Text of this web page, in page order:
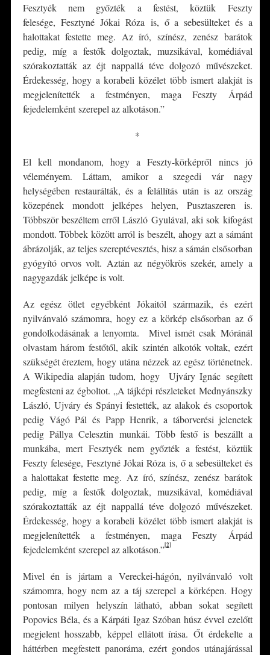
Fesztyék nem győzték a festést, köztük Feszty
felesége, Fesztyné Jókai Róza is, ő a sebesülteket és a
halottakat festette meg. Az író, színész, zenész barátok
pedig, míg a festők dolgoztak, muzsikával, komédiával
szórakoztatták az éjt nappallá téve dolgozó művészeket.
Érdekesség, hogy a korabeli közélet több ismert alakját is
megjelenítették a festményen, maga Feszty Árpád
fejedelemként szerepel az alkotáson.”
*
El kell mondanom, hogy a Feszty-körképről nincs jó
véleményem. Láttam, amikor a szegedi vár nagy
helységében restaurálták, és a felállítás után is az ország
közepének mondott jelképes helyen, Pusztaszeren is.
Többször beszéltem erről László Gyulával, aki sok kifogást
mondott. Többek között arról is beszélt, ahogy azt a sámánt
ábrázolják, az teljes szereptévesztés, hisz a sámán elsősorban
gyógyító orvos volt. Aztán az négyökrös szekér, amely a
nagygazdák jelképe is volt.
Az egész ötlet egyébként Jókaitól származik, és ezért
nyilvánvaló számomra, hogy ez a körkép elsősorban az ő
gondolkodásának a lenyomta. Mivel ismét csak Móránál
olvastam három festőtől, akik szintén alkotók voltak, ezért
szükségét éreztem, hogy utána nézzek az egész történetnek.
A Wikipedia alapján tudom, hogy Ujváry Ignác segített
megfesteni az égboltot. „A tájképi részleteket Mednyánszky
László, Ujváry és Spányi festették, az alakok és csoportok
pedig Vágó Pál és Papp Henrik, a táborverési jelenetek
pedig Pállya Celesztin munkái. Több festő is beszállt a
munkába, mert Fesztyék nem győzték a festést, köztük
Feszty felesége, Fesztyné Jókai Róza is, ő a sebesülteket és
a halottakat festette meg. Az író, színész, zenész barátok
pedig, míg a festők dolgoztak, muzsikával, komédiával
szórakoztatták az éjt nappallá téve dolgozó művészeket.
Érdekesség, hogy a korabeli közélet több ismert alakját is
megjelenítették a festményen, maga Feszty Árpád
fejedelemként szerepel az alkotáson.”[2]
Mivel én is jártam a Vereckei-hágón, nyilvánvaló volt
számomra, hogy nem az a táj szerepel a körképen. Hogy
pontosan milyen helyszín látható, abban sokat segített
Popovics Béla, és a Kárpáti Igaz Szóban húsz évvel ezelőtt
megjelent hosszabb, képpel ellátott írása. Őt érdekelte a
háttérben megfestett panoráma, ezért gondos utánajárással